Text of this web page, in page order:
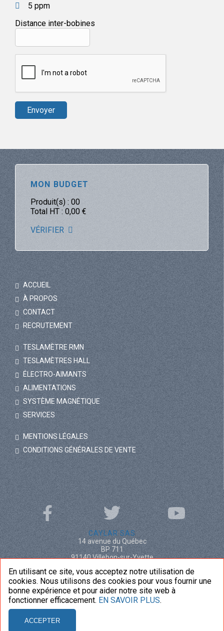
5 ppm
Distance inter-bobines
MON BUDGET
Produit(s) : 00
Total HT : 0,00 €
VÉRIFIER
ACCUEIL
À PROPOS
CONTACT
RECRUTEMENT
TESLAMÈTRE RMN
TESLAMÈTRES HALL
ÉLECTRO-AIMANTS
ALIMENTATIONS
SYSTÈME MAGNÉTIQUE
SERVICES
MENTIONS LÉGALES
CONDITIONS GÉNÉRALES DE VENTE
CAYLAR SAS
14 avenue du Québec
BP 711
91140 Villebon-sur-Yvette
+33 (0)1 69 29 91 62
NOUS CONTACTER
© 2020CAYLAR
En utilisant ce site, vous acceptez notre utilisation de
cookies. Nous utilisons des cookies pour vous fournir une
bonne expérience et pour aider notre site web à
fonctionner efficacement. EN SAVOIR PLUS.
ACCEPTER